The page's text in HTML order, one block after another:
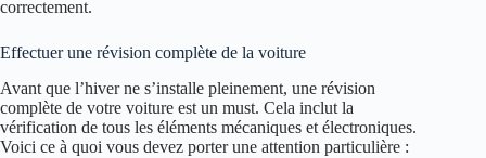
correctement.
Effectuer une révision complète de la voiture
Avant que l’hiver ne s’installe pleinement, une révision
complète de votre voiture est un must. Cela inclut la
vérification de tous les éléments mécaniques et électroniques.
Voici ce à quoi vous devez porter une attention particulière :